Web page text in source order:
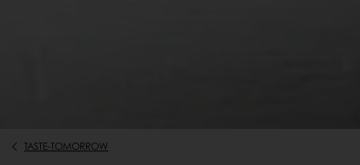
TASTE-TOMORROW